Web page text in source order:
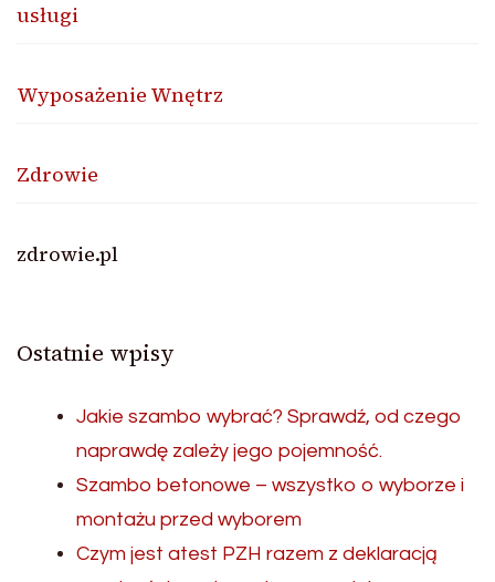
usługi
Wyposażenie Wnętrz
Zdrowie
zdrowie.pl
Ostatnie wpisy
Jakie szambo wybrać? Sprawdź, od czego
naprawdę zależy jego pojemność.
Szambo betonowe – wszystko o wyborze i
montażu przed wyborem
Czym jest atest PZH razem z deklaracją